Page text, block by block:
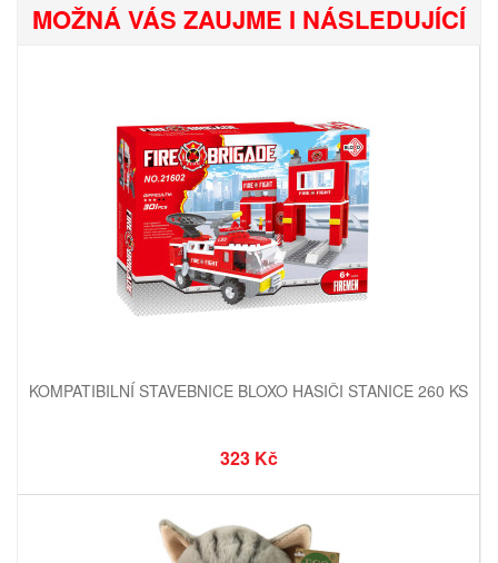
MOŽNÁ VÁS ZAUJME I NÁSLEDUJÍCÍ
KOMPATIBILNÍ STAVEBNICE BLOXO HASIČI STANICE 260 KS
323 Kč